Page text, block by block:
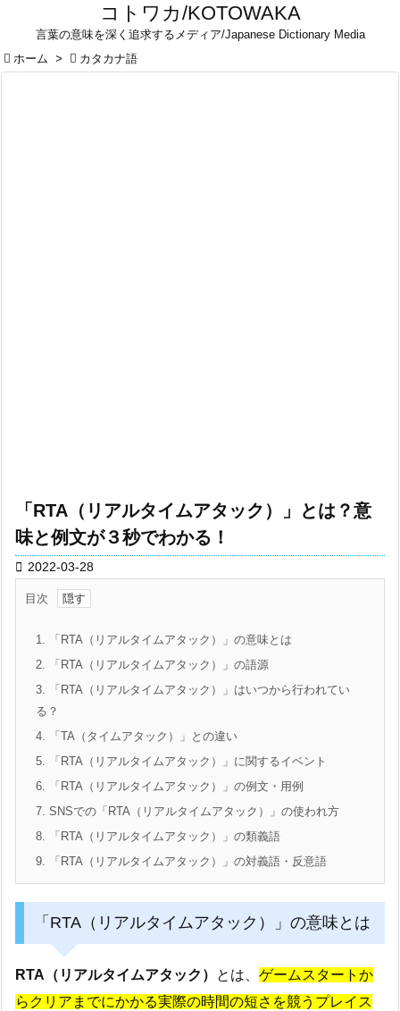
コトワカ/KOTOWAKA
言葉の意味を深く追求するメディア/Japanese Dictionary Media
 ホーム >  カタカナ語
「RTA（リアルタイムアタック）」とは？意
味と例文が３秒でわかる！
 2022-03-28
目次
1. 「RTA（リアルタイムアタック）」の意味とは
2. 「RTA（リアルタイムアタック）」の語源
3. 「RTA（リアルタイムアタック）」はいつから行われてい
る？
4. 「TA（タイムアタック）」との違い
5. 「RTA（リアルタイムアタック）」に関するイベント
6. 「RTA（リアルタイムアタック）」の例文・用例
7. SNSでの「RTA（リアルタイムアタック）」の使われ方
8. 「RTA（リアルタイムアタック）」の類義語
9. 「RTA（リアルタイムアタック）」の対義語・反意語
「RTA（リアルタイムアタック）」の意味とは
RTA（リアルタイムアタック） とは、 ゲームスタートか
らクリアまでにかかる実際の時間の短さを競うプレイス